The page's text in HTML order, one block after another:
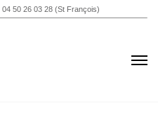
04 50 26 03 28 (St François)